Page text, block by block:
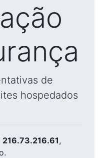
de
hospedados
216.73.216.61,